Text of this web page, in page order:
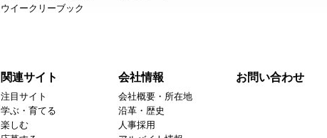
ウイークリーブック
関連サイト
注目サイト
学ぶ・育てる
楽しむ
会社情報
会社概要・所在地
沿革・歴史
人事採用
お問い合わせ